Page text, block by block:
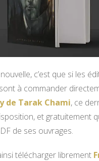
c’est que si les
à commander
de Tarak Chami, ce
et gratuitement
de ses ouvrages.
télécharger librement